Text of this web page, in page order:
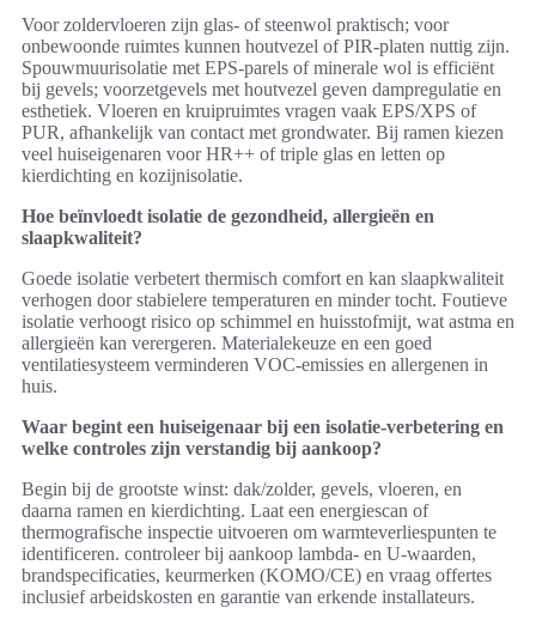
Voor zoldervloeren zijn glas- of steenwol praktisch; voor
onbewoonde ruimtes kunnen houtvezel of PIR-platen nuttig zijn.
Spouwmuurisolatie met EPS-parels of minerale wol is efficiënt
bij gevels; voorzetgevels met houtvezel geven dampregulatie en
esthetiek. Vloeren en kruipruimtes vragen vaak EPS/XPS of
PUR, afhankelijk van contact met grondwater. Bij ramen kiezen
veel huiseigenaren voor HR++ of triple glas en letten op
kierdichting en kozijnisolatie.
Hoe beïnvloedt isolatie de gezondheid, allergieën en
slaapkwaliteit?
Goede isolatie verbetert thermisch comfort en kan slaapkwaliteit
verhogen door stabielere temperaturen en minder tocht. Foutieve
isolatie verhoogt risico op schimmel en huisstofmijt, wat astma en
allergieën kan verergeren. Materialekeuze en een goed
ventilatiesysteem verminderen VOC-emissies en allergenen in
huis.
Waar begint een huiseigenaar bij een isolatie-verbetering en
welke controles zijn verstandig bij aankoop?
Begin bij de grootste winst: dak/zolder, gevels, vloeren, en
daarna ramen en kierdichting. Laat een energiescan of
thermografische inspectie uitvoeren om warmteverliespunten te
identificeren. controleer bij aankoop lambda- en U-waarden,
brandspecificaties, keurmerken (KOMO/CE) en vraag offertes
inclusief arbeidskosten en garantie van erkende installateurs.